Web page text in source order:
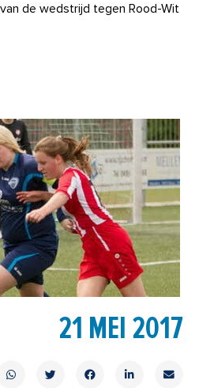
de wedstrijd tegen Rood-Wit
21 MEI 2017